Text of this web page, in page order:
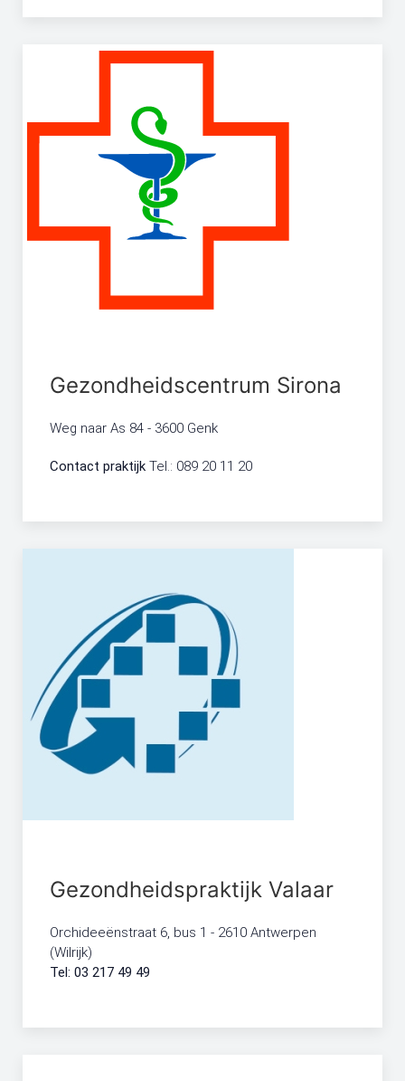
Gezondheidscentrum Sirona
Weg naar As 84 - 3600 Genk
Contact praktijk Tel.: 089 20 11 20
Gezondheidspraktijk Valaar
Orchideeënstraat 6, bus 1 - ​2610 Antwerpen
(Wilrijk)
Tel: 03 217 49 49